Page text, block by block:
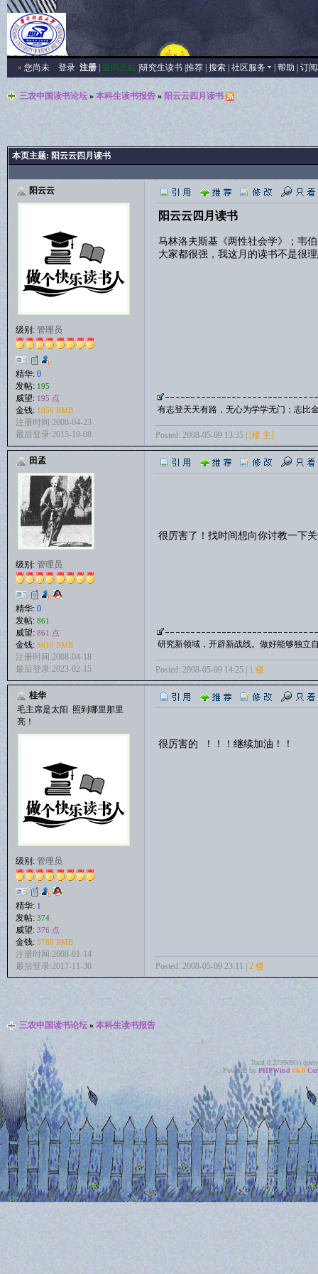
»您尚未 登录 注册| 返回主站| 研究生读书| 推荐| 搜索| 社区服务 帮助 订
三农中国读书论坛» 本科生读书报告» 阳云云四月读书
本页主题: 阳云云四月读书
阳云云
级别: 管理员
精华: 0
发帖: 195
威望: 195 点
金钱: 1950 RMB
注册时间:2008-04-23
最后登录:2015-10-08
阳云云四月读书
马林洛夫斯基《两性社会学》；韦
大家都很强，我这月的读书不是很
有志登天天有路，无心为学学无门；志比
Posted: 2008-05-09 13:35 | [楼 主]
田孟
级别: 管理员
精华: 0
发帖: 861
威望: 861 点
金钱: 8610 RMB
注册时间:2008-04-18
最后登录:2023-02-15
很厉害了！找时间想向你讨教一下
研究新领域，开辟新战线。做好能够独立
Posted: 2008-05-09 14:25 | 1 楼
桂华
毛主席是太阳 照到哪里那里
亮！
级别: 管理员
精华: 1
发帖: 374
威望: 376 点
金钱: 3760 RMB
注册时间:2008-01-14
最后登录:2017-11-30
很厉害的 ！！！继续加油！！
Posted: 2008-05-09 23:11 | 2 楼
三农中国读书论坛» 本科生读书报告
Total 0.273909(s)
Powered by PHPWind v6.0